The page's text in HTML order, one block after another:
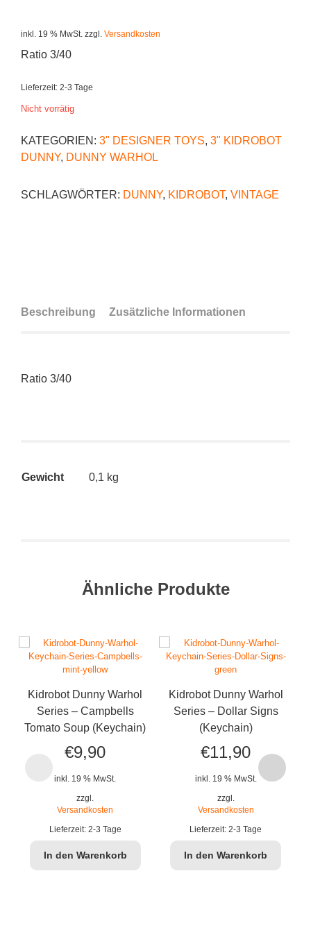
inkl. 19 % MwSt. zzgl. Versandkosten
Ratio 3/40
Lieferzeit: 2-3 Tage
Nicht vorrätig
KATEGORIEN: 3" DESIGNER TOYS, 3" KIDROBOT
DUNNY, DUNNY WARHOL
SCHLAGWÖRTER: DUNNY, KIDROBOT, VINTAGE
Beschreibung Zusätzliche Informationen
Ratio 3/40
Gewicht 0,1 kg
Ähnliche Produkte
Kidrobot Dunny Warhol
Series – Campbells
Tomato Soup (Keychain)
€9,90
inkl. 19 % MwSt.
zzgl.
Versandkosten
Lieferzeit: 2-3 Tage
In den Warenkorb
Kidrobot Dunny Warhol
Series – Dollar Signs
(Keychain)
€11,90
inkl. 19 % MwSt.
zzgl.
Versandkosten
Lieferzeit:2-3 Tage
In den Warenkorb